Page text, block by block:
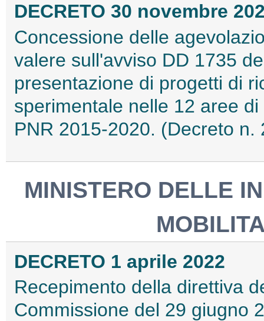
DECRETO 30 novembre
Concessione delle
valere sull'avviso DD 1735
presentazione di progetti di
sperimentale nelle 12 aree
PNR 2015-2020. (Decreto
MINISTERO DELLE
DECRETO 1 aprile 2022
Recepimento della direttiva
Commissione del 29 giugno